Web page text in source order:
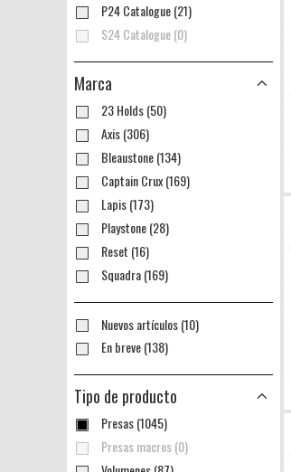
P24 Catalogue (21)
S24 Catalogue (0)
Marca
23 Holds (50)
Axis (306)
Bleaustone (134)
Captain Crux (169)
Lapis (173)
Playstone (28)
Reset (16)
Squadra (169)
Nuevos artículos (10)
En breve (138)
Tipo de producto
Presas (1045)
Presas macros (0)